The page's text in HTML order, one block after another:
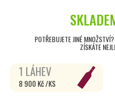
POTŘEBUJETE JINÉ
ZÍSKÁTE
1 LÁHEV
8 900 Kč /KS